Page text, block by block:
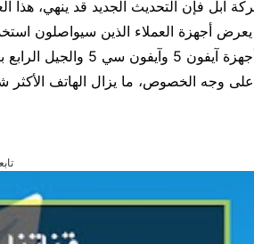
يعرض أجهزة العملاء الذين سيواصلون